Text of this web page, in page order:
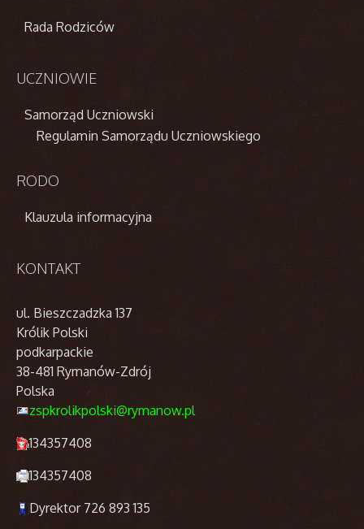
Rada Rodziców
UCZNIOWIE
Samorząd Uczniowski
Regulamin Samorządu Uczniowskiego
RODO
Klauzula informacyjna
KONTAKT
ul. Bieszczadzka 137
Królik Polski
podkarpackie
38-481 Rymanów-Zdrój
Polska
zspkrolikpolski@rymanow.pl
134357408
134357408
Dyrektor 726 893 135